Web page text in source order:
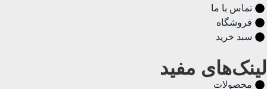
تماس با ما
فروشگاه
سبد خرید
لینک‌های مفید
محصولات